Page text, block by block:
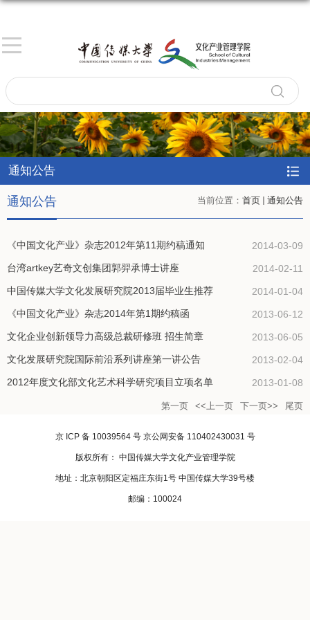
通知公告
当前位置： 首页 通知公告
通知公告
《中国文化产业》杂志2012年第11期约稿通知
2014-03-09
台湾artkey艺奇文创集团郭羿承博士讲座
2014-02-11
中国传媒大学文化发展研究院2013届毕业生推荐
2014-01-04
《中国文化产业》杂志2014年第1期约稿函
2013-06-12
文化企业创新领导力高级总裁研修班 招生简章
2013-06-05
文化发展研究院国际前沿系列讲座第一讲公告
2013-02-04
2012年度文化部文化艺术科学研究项目立项名单
2013-01-08
第一页 <<上一页 下一页>> 尾页
京 ICP 备 10039564 号 京公网安备 110402430031 号
版权所有： 中国传媒大学文化产业管理学院
地址：北京朝阳区定福庄东街1号 中国传媒大学39号楼
邮编：100024